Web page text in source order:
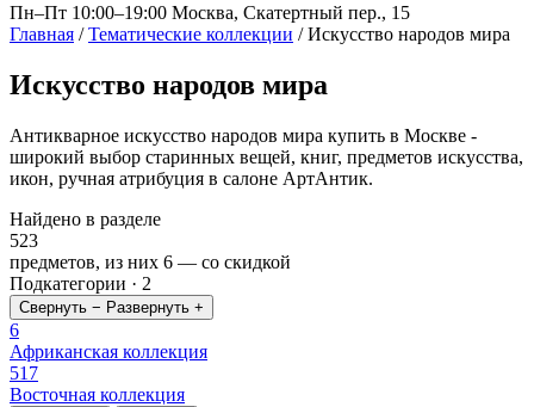
Пн–Пт 10:00–19:00 Москва, Скатертный пер., 15
Главная / Тематические коллекции / Искусство народов мира
Искусство народов мира
Антикварное искусство народов мира купить в Москве -
широкий выбор старинных вещей, книг, предметов искусства,
икон, ручная атрибуция в салоне АртАнтик.
Найдено в разделе
523
предметов, из них 6 — со скидкой
Подкатегории · 2
Свернуть − Развернуть +
6
Африканская коллекция
517
Восточная коллекция